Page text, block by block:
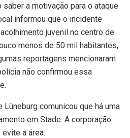
a motivação para o ataque
informou que o incidente
juvenil no centro de
menos de 50 mil habitantes,
reportagens mencionaram
não confirmou essa
Lüneburg comunicou que há uma
em Stade. A corporação
a área.